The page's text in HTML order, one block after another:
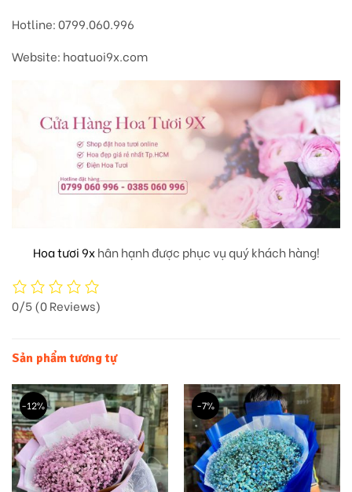
Hotline: 0799.060.996
Website: hoatuoi9x.com
Hoa tươi 9xhân hạnh được phục vụ quý khách hàng!
0/5(0 Reviews)
Sản phẩm tương tự
-12% -7%